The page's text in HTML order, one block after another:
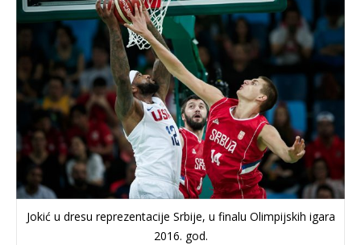
Jokić u dresu reprezentacije Srbije, u finalu Olimpijskih igara
2016. god.